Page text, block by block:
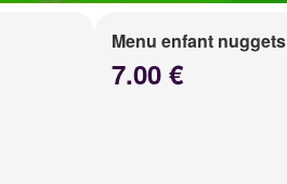
Menu enfant nuggets
7.00 €